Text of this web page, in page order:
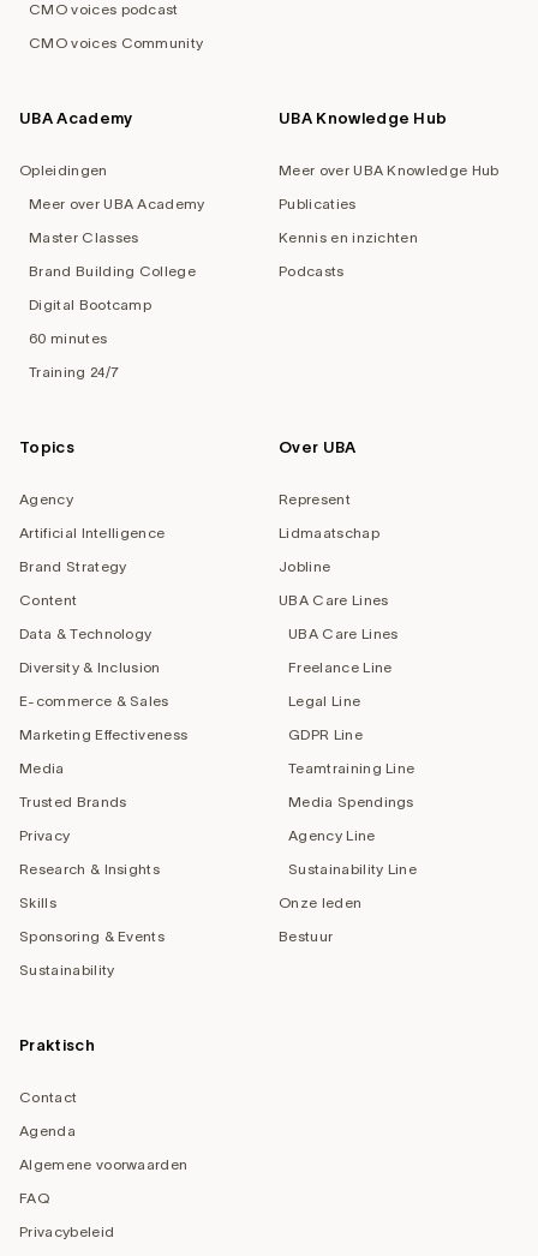
CMO voices podcast
CMO voices Community
UBA Academy
Opleidingen
Meer over UBA Academy
Master Classes
Brand Building College
Digital Bootcamp
60 minutes
Training 24/7
UBA Knowledge Hub
Meer over UBA Knowledge Hub
Publicaties
Kennis en inzichten
Podcasts
Topics
Agency
Artificial Intelligence
Brand Strategy
Content
Data & Technology
Diversity & Inclusion
E-commerce & Sales
Marketing Effectiveness
Media
Trusted Brands
Privacy
Research & Insights
Skills
Sponsoring & Events
Sustainability
Over UBA
Represent
Lidmaatschap
Jobline
UBA Care Lines
UBA Care Lines
Freelance Line
Legal Line
GDPR Line
Teamtraining Line
Media Spendings
Agency Line
Sustainability Line
Onze leden
Bestuur
Praktisch
Contact
Agenda
Algemene voorwaarden
FAQ
Privacybeleid